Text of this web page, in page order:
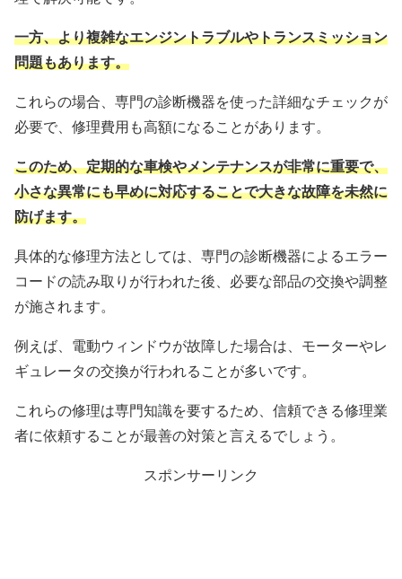
一方、より複雑なエンジントラブルやトランスミッション
問題もあります。
これらの場合、専門の診断機器を使った詳細なチェックが
必要で、修理費用も高額になることがあります。
このため、定期的な車検やメンテナンスが非常に重要で、
小さな異常にも早めに対応することで大きな故障を未然に
防げます。
具体的な修理方法としては、専門の診断機器によるエラー
コードの読み取りが行われた後、必要な部品の交換や調整
が施されます。
例えば、電動ウィンドウが故障した場合は、モーターやレ
ギュレータの交換が行われることが多いです。
これらの修理は専門知識を要するため、信頼できる修理業
者に依頼することが最善の対策と言えるでしょう。
スポンサーリンク